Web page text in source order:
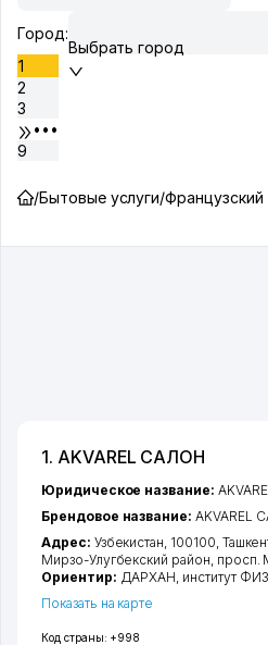
Город:
Выбрать город
1
2
3
•••
9
/Бытовые услуги/
1. AKVAREL САЛОН
Код страны: +998
Юридическое название:
Брендовое название: AKVAREL
Адрес: Узбекистан, 100100,
Мирзо-Улугбекский район
Ориентир: ДАРХАН, институт
Показать на карте